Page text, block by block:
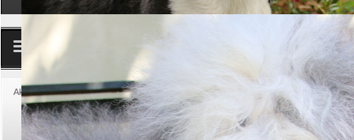
Club
Kontakt
Aktuelle Seite:Startseite Download Internes Formularwesen
Hueten und
Sport
Terminschutz Hueten und Sport
Suchen